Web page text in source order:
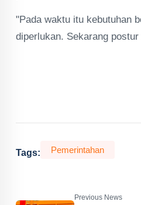
"Pada waktu itu kebutuhan
diperlukan. Sekarang
Tags: Pemerintahan
Previous News